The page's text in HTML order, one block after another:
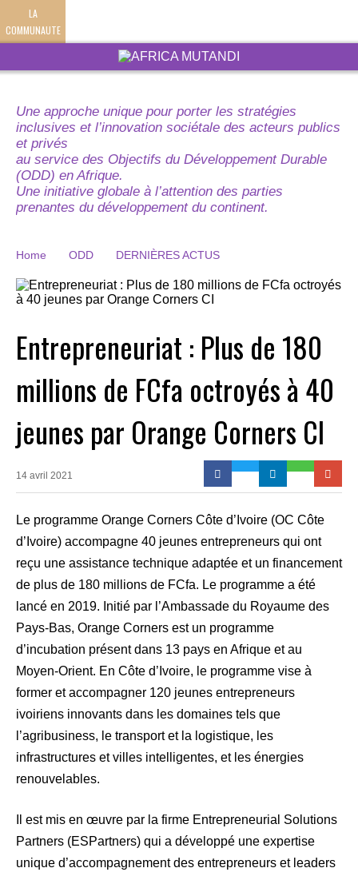
LA
COMMUNAUTE
Une approche unique pour porter les stratégies
inclusives et l’innovation sociétale des acteurs publics
et privés
au service des Objectifs du Développement Durable
(ODD) en Afrique.
Une initiative globale à l’attention des parties
prenantes du développement du continent.
Home ODD DERNIÈRES ACTUS
Entrepreneuriat : Plus de 180
millions de FCfa octroyés à 40
jeunes par Orange Corners CI
14 avril 2021
Le programme Orange Corners Côte d’Ivoire (OC Côte
d’Ivoire) accompagne 40 jeunes entrepreneurs qui ont
reçu une assistance technique adaptée et un financement
de plus de 180 millions de FCfa. Le programme a été
lancé en 2019. Initié par l’Ambassade du Royaume des
Pays-Bas, Orange Corners est un programme
d’incubation présent dans 13 pays en Afrique et au
Moyen-Orient. En Côte d’Ivoire, le programme vise à
former et accompagner 120 jeunes entrepreneurs
ivoiriens innovants dans les domaines tels que
l’agribusiness, le transport et la logistique, les
infrastructures et villes intelligentes, et les énergies
renouvelables.
Il est mis en œuvre par la firme Entrepreneurial Solutions
Partners (ESPartners) qui a développé une expertise
unique d’accompagnement des entrepreneurs et leaders